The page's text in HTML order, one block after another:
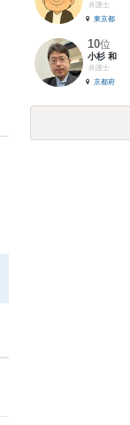
弁護士
東京都
10位
小杉 和
弁護士
京都府